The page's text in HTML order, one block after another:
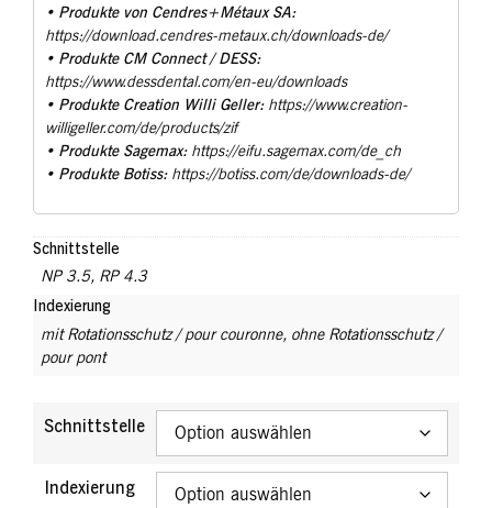
• Produkte von Cendres+Métaux SA:
https://download.cendres-metaux.ch/downloads-de/
• Produkte CM Connect / DESS:
https://www.dessdental.com/en-eu/downloads
• Produkte Creation Willi Geller: https://www.creation-
willigeller.com/de/products/zif
• Produkte Sagemax: https://eifu.sagemax.com/de_ch
• Produkte Botiss: https://botiss.com/de/downloads-de/
Schnittstelle
NP 3.5, RP 4.3
Indexierung
mit Rotationsschutz / pour couronne, ohne Rotationsschutz /
pour pont
Schnittstelle
Indexierung